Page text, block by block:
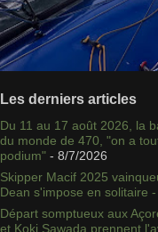
Les derniers articles
Du 11 au 17 août 2026, la
du monde de 470, "on a
podium" - 8/7/2026
Skipper Macif 2025
Dean s'impose en solitaire
Départ somptueux aux
et Koki Sawada prennent